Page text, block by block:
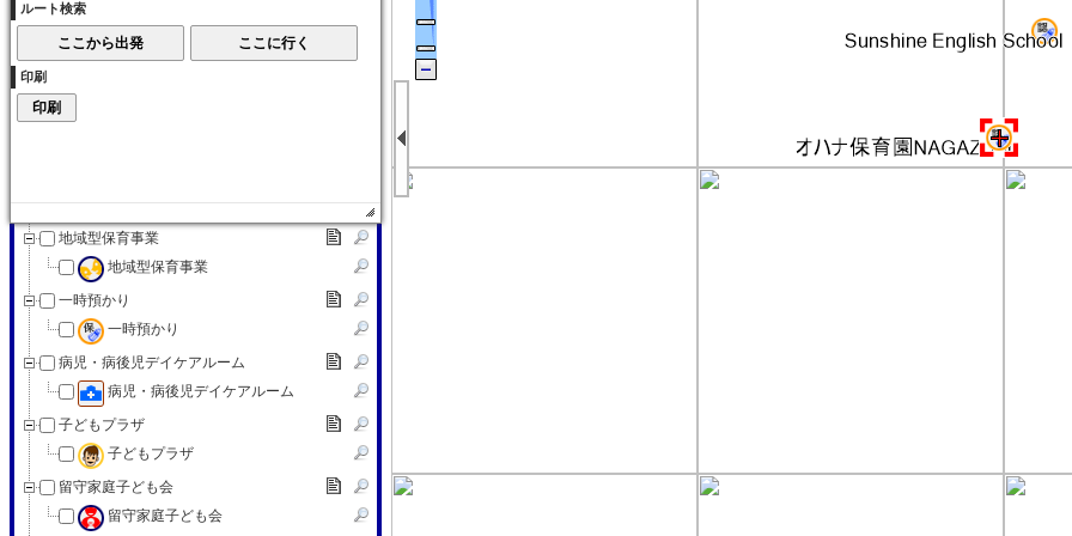
子育て（その他）
赤ちゃんの駅
認可外保育施設
地域型保育事業
地域型保育事業
一時預かり
一時預かり
病児・病後児デイケアルーム
病児・病後児デイケアルーム
子どもプラザ
子どもプラザ
留守家庭子ども会
留守家庭子ども会
ルート検索
印刷